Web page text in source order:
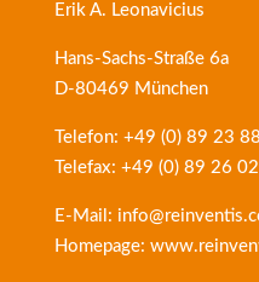
Erik A. Leonavicius
Hans-Sachs-Straße 6a
D-80469 München
Telefon: +49 (0) 89 23
Telefax: +49 (0) 89 26
E-Mail:
Homepage: